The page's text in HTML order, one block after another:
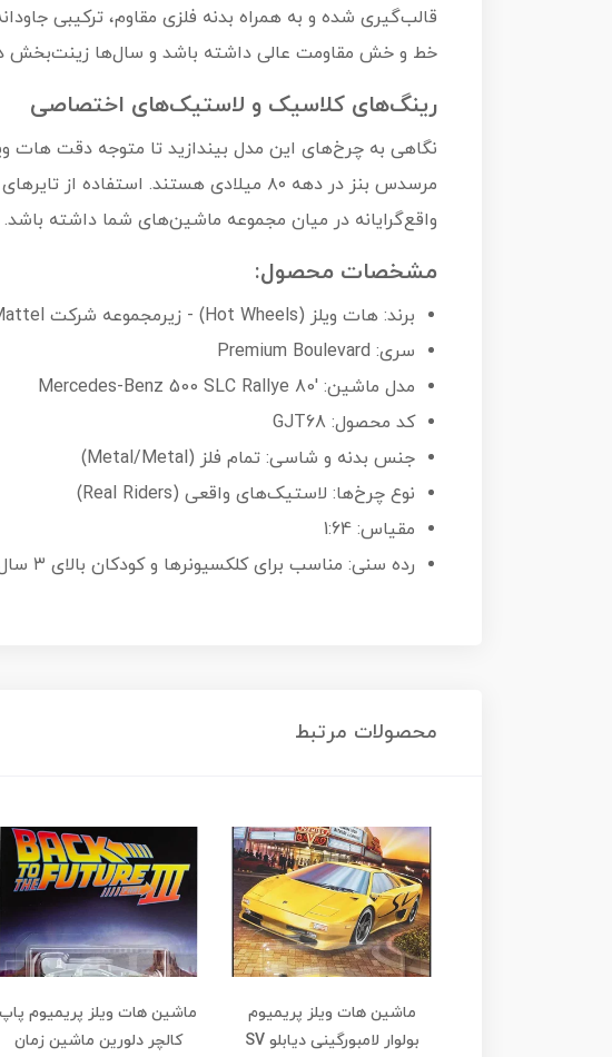
قالب‌گیری شده و به همراه بدنه فلزی مقاوم، ترکیبی
خط و خش مقاومت عالی داشته باشد و سال‌ها زینت‌بخش
رینگ‌های کلاسیک و لاستیک‌های اختصاصی
نگاهی به چرخ‌های این مدل بیندازید تا متوجه دقت هات
واقع‌گرایانه در میان مجموعه ماشین‌های شما داشته باشد.
مشخصات محصول:
برند: هات ویلز (Hot Wheels) - زیرمجموعه شرکت Mattel
سری: Premium Boulevard
مدل ماشین: '80 Mercedes-Benz 500 SLC Rallye
کد محصول: GJT68
جنس بدنه و شاسی: تمام فلز (Metal/Metal)
نوع چرخ‌ها: لاستیک‌های واقعی (Real Riders)
مقیاس: 1:64
رده سنی: مناسب برای کلکسیونرها و کودکان بالای ۳ سال
محصولات مرتبط
ماشین هات ویلز پریمیوم
بولوار لامبورگینی دیابلو SV
ماشین هات ویلز پریمیوم پاپ
کالچر دلورین ماشین زمان